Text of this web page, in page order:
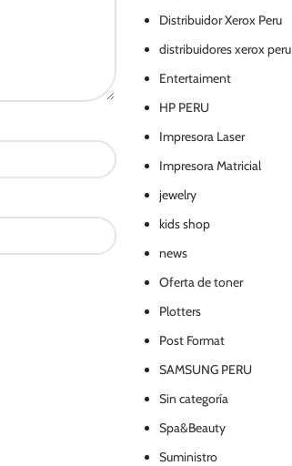
Distribuidor Xerox Peru
distribuidores xerox peru
Entertaiment
HP PERU
Impresora Laser
Impresora Matricial
jewelry
kids shop
news
Oferta de toner
Plotters
Post Format
SAMSUNG PERU
Sin categoría
Spa&Beauty
Suministro